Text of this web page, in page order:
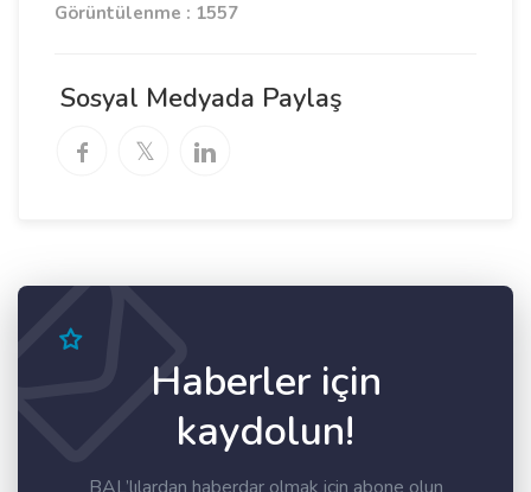
Görüntülenme : 1557
Sosyal Medyada Paylaş
Haberler için
kaydolun!